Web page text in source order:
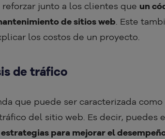
junto a los clientes que un
de sitios web. Este
los costos de un proyecto.
de tráfico
que puede ser caracterizada
del sitio web. Es decir, puedes
para mejorar el